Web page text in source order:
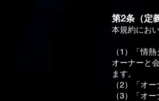
第2条（定
本規約にお
（1）「情
オーナーと
ます。
（2）「オ
（3）「オ